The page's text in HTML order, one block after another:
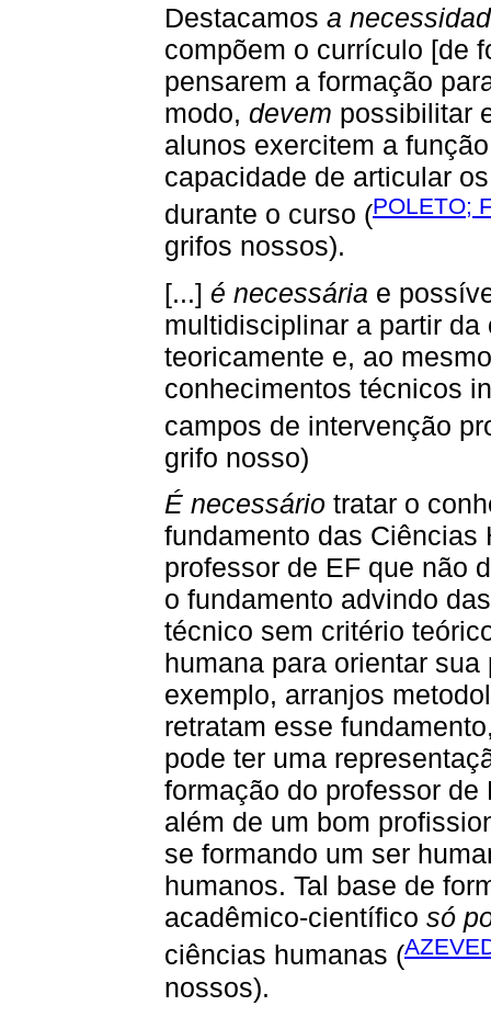
Destacamos a
compõem o currículo [de
pensarem a formação
modo, devem possibilitar
alunos exercitem a
capacidade de articular
durante o curso (POLETO;
grifos nossos).
[...] é necessária e
multidisciplinar a partir
teoricamente e, ao
conhecimentos técnicos
campos de intervenção
grifo nosso)
É necessário tratar o
fundamento das Ciências
professor de EF que não
o fundamento advindo
técnico sem critério
humana para orientar
exemplo, arranjos
retratam esse
pode ter uma
formação do professor de
além de um bom
se formando um ser
humanos. Tal base de
acadêmico-científico só
ciências humanas (
nossos).